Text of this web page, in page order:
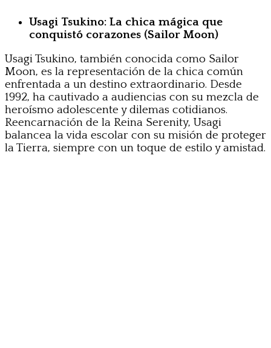
Usagi Tsukino: La chica mágica que
conquistó corazones (Sailor Moon)
Usagi Tsukino, también conocida como Sailor
Moon, es la representación de la chica común
enfrentada a un destino extraordinario. Desde
1992, ha cautivado a audiencias con su mezcla de
heroísmo adolescente y dilemas cotidianos.
Reencarnación de la Reina Serenity, Usagi
balancea la vida escolar con su misión de proteger
la Tierra, siempre con un toque de estilo y amistad.